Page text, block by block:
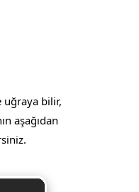
uğraya bilir,
aşağıdan